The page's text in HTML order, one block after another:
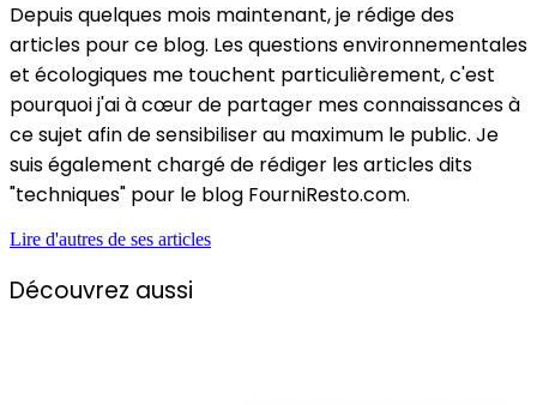
Depuis quelques mois maintenant, je rédige des
articles pour ce blog. Les questions environnementales
et écologiques me touchent particulièrement, c'est
pourquoi j'ai à cœur de partager mes connaissances à
ce sujet afin de sensibiliser au maximum le public. Je
suis également chargé de rédiger les articles dits
"techniques" pour le blog FourniResto.com.
Lire d'autres de ses articles
Découvrez aussi